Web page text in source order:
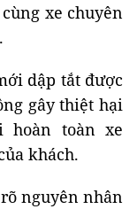
xe chuyên
dập tắt được
gây thiệt hại
hoàn toàn xe
khách.
nguyên nhân